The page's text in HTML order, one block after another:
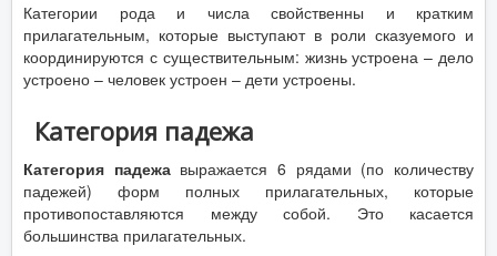
Категории рода и числа свойственны и кратким
прилагательным, которые выступают в роли сказуемого и
координируются с существительным: жизнь устроена – дело
устроено – человек устроен – дети устроены.
Категория падежа
Категория падежавыражается 6 рядами (по количеству
падежей) форм полных прилагательных, которые
противопоставляются между собой. Это касается
большинства прилагательных.